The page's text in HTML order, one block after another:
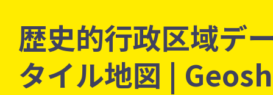
歴史的行政区域デ
タイル地図 |